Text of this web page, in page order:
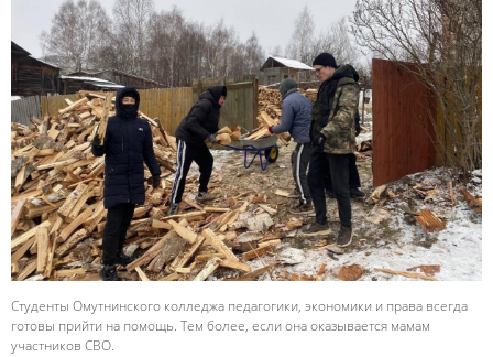
Студенты Омутнинского колледжа педагогики, экономики и права всегда
готовы прийти на помощь. Тем более, если она оказывается мамам
участников СВО.